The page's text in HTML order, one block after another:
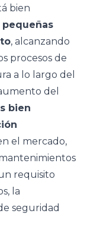
bien
pequeñas
, alcanzando
procesos de
a lo largo del
del
bien
el mercado,
requisito
la
seguridad